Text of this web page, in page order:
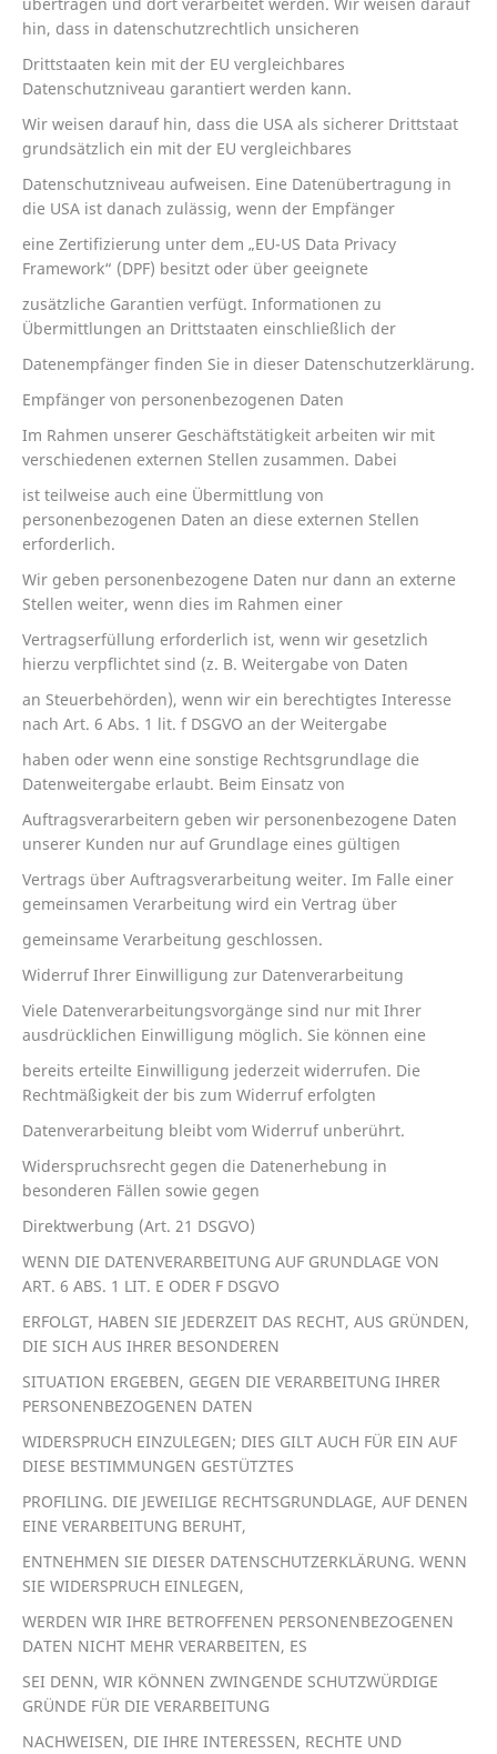
hin, dass in datenschutzrechtlich unsicheren
Drittstaaten kein mit der EU vergleichbares
Datenschutzniveau garantiert werden kann.
Wir weisen darauf hin, dass die USA als sicherer Drittstaat
grundsätzlich ein mit der EU vergleichbares
Datenschutzniveau aufweisen. Eine Datenübertragung in
die USA ist danach zulässig, wenn der Empfänger
eine Zertifizierung unter dem „EU-US Data Privacy
Framework“ (DPF) besitzt oder über geeignete
zusätzliche Garantien verfügt. Informationen zu
Übermittlungen an Drittstaaten einschließlich der
Datenempfänger finden Sie in dieser Datenschutzerklärung.
Empfänger von personenbezogenen Daten
Im Rahmen unserer Geschäftstätigkeit arbeiten wir mit
verschiedenen externen Stellen zusammen. Dabei
ist teilweise auch eine Übermittlung von
personenbezogenen Daten an diese externen Stellen
erforderlich.
Wir geben personenbezogene Daten nur dann an externe
Stellen weiter, wenn dies im Rahmen einer
Vertragserfüllung erforderlich ist, wenn wir gesetzlich
hierzu verpflichtet sind (z. B. Weitergabe von Daten
an Steuerbehörden), wenn wir ein berechtigtes Interesse
nach Art. 6 Abs. 1 lit. f DSGVO an der Weitergabe
haben oder wenn eine sonstige Rechtsgrundlage die
Datenweitergabe erlaubt. Beim Einsatz von
Auftragsverarbeitern geben wir personenbezogene Daten
unserer Kunden nur auf Grundlage eines gültigen
Vertrags über Auftragsverarbeitung weiter. Im Falle einer
gemeinsamen Verarbeitung wird ein Vertrag über
gemeinsame Verarbeitung geschlossen.
Widerruf Ihrer Einwilligung zur Datenverarbeitung
Viele Datenverarbeitungsvorgänge sind nur mit Ihrer
ausdrücklichen Einwilligung möglich. Sie können eine
bereits erteilte Einwilligung jederzeit widerrufen. Die
Rechtmäßigkeit der bis zum Widerruf erfolgten
Datenverarbeitung bleibt vom Widerruf unberührt.
Widerspruchsrecht gegen die Datenerhebung in
besonderen Fällen sowie gegen
Direktwerbung (Art. 21 DSGVO)
WENN DIE DATENVERARBEITUNG AUF GRUNDLAGE VON
ART. 6 ABS. 1 LIT. E ODER F DSGVO
ERFOLGT, HABEN SIE JEDERZEIT DAS RECHT, AUS GRÜNDEN,
DIE SICH AUS IHRER BESONDEREN
SITUATION ERGEBEN, GEGEN DIE VERARBEITUNG IHRER
PERSONENBEZOGENEN DATEN
WIDERSPRUCH EINZULEGEN; DIES GILT AUCH FÜR EIN AUF
DIESE BESTIMMUNGEN GESTÜTZTES
PROFILING. DIE JEWEILIGE RECHTSGRUNDLAGE, AUF DENEN
EINE VERARBEITUNG BERUHT,
ENTNEHMEN SIE DIESER DATENSCHUTZERKLÄRUNG. WENN
SIE WIDERSPRUCH EINLEGEN,
WERDEN WIR IHRE BETROFFENEN PERSONENBEZOGENEN
DATEN NICHT MEHR VERARBEITEN, ES
SEI DENN, WIR KÖNNEN ZWINGENDE SCHUTZWÜRDIGE
GRÜNDE FÜR DIE VERARBEITUNG
NACHWEISEN, DIE IHRE INTERESSEN, RECHTE UND